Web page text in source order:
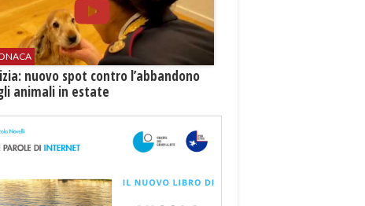
nuovo spot contro l’abbandono
animali in estate